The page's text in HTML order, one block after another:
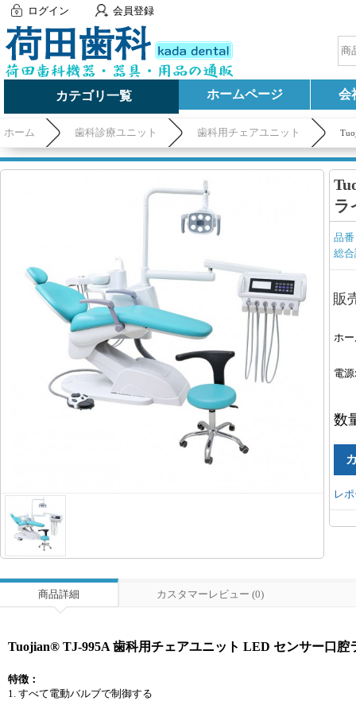
ログイン 会員登録
カテゴリ一覧 ホームページ 会
ホーム 歯科診療ユニット 歯科用チェアユニット
ラ
品
総
販
ホ
電源:
数
レ
商品詳細 カスタマーレビュー (0)
Tuojian® TJ-995A 歯科用チェアユニット LED センサー口腔
特徴：
1. すべて電動バルブで制御する